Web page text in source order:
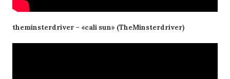
theminsterdriver – «cali sun» (TheMinsterdriver)